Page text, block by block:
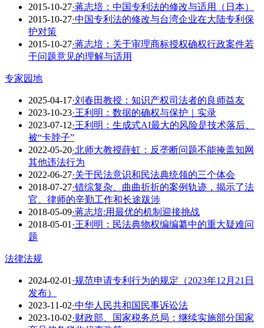
2015-10-27·蒋志培：中国专利法的修改与适用（日本）
2015-10-27·中国专利法的修改与台湾企业在大陆专利保
护对策
2015-10-27·蒋志培：关于审理商标授权确权行政案件若
干问题意见的理解与适用
专家园地
2025-04-17·刘春田教授：知识产权司法者的良师益友
2023-10-23·​王利明：数据的确权与保护｜实录
2023-07-12·王利明：生成式AI最大的风险是技术落后、
被“卡脖子”
2022-05-20·北师大教授薛虹：反垄断问题不能掩盖知网
其他违法行为
2022-06-27·关于民法意识和民法典统领的三个体会
2018-07-27·错综复杂、曲曲折折的案例轨迹，揭示了法
官、律师的辛勤工作和长途跋涉
2018-05-09·蒋志培:用最优的机制迎接挑战
2018-05-01 ·王利明：民法典物权编编纂中的重大疑难问
题
法律法规
2024-02-01 ·规范申请专利行为的规定（2023年12月21日
发布）
2023-11-02·中华人民共和国民事诉讼法
2023-10-02·财政部、国家税务总局：继续实施部分国家